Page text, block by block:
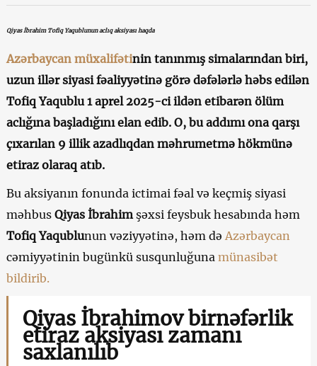
Qiyas İbrahim Tofiq Yaqublunun aclıq aksiyası haqda
Azərbaycan müxalifətinin tanınmış simalarından biri,
uzun illər siyasi fəaliyyətinə görə dəfələrlə həbs edilən
Tofiq Yaqublu 1 aprel 2025-ci ildən etibarən ölüm
aclığına başladığını elan edib. O, bu addımı ona qarşı
çıxarılan 9 illik azadlıqdan məhrumetmə hökmünə
etiraz olaraq atıb.
Bu aksiyanın fonunda ictimai fəal və keçmiş siyasi
məhbus Qiyas İbrahimşəxsi feysbuk hesabında həm
Tofiq Yaqublunun vəziyyətinə, həm də Azərbaycan
cəmiyyətinin bugünkü susqunluğuna münasibət
bildirib.
Qiyas İbrahimov birnəfərlik
etiraz aksiyası zamanı
saxlanılıb